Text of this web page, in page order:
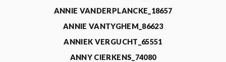
ANNIE VANDERPLANCKE_18657
ANNIE VANTYGHEM_86623
ANNIEK VERGUCHT_65551
ANNY CIERKENS_74080